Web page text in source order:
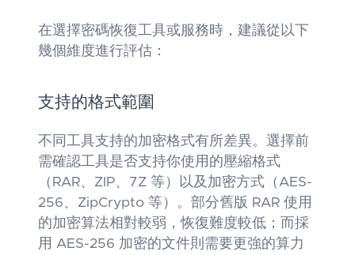
在選擇密碼恢復工具或服務時，建議從以下
幾個維度進行評估：
支持的格式範圍
不同工具支持的加密格式有所差異。選擇前
需確認工具是否支持你使用的壓縮格式
（RAR、ZIP、7Z 等）以及加密方式（AES-
256、ZipCrypto 等）。部分舊版 RAR 使用
的加密算法相對較弱，恢復難度較低；而採
用 AES-256 加密的文件則需要更強的算力